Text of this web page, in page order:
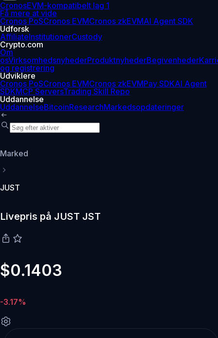
CronosEVM-kompatibelt lag 1
Få mere at vide
Cronos PoSCronos EVMCronos zkEVMAI Agent SDK
Udforsk
AffiliateInstitutionerCustody
Crypto.com
Om
osVirksomhedsnyhederProduktnyhederBegivenheder
og registrering
Udviklere
Cronos PoSCronos EVMCronos zkEVMPay SDKAI Agent
SDKMCP ServersTrading Skill Repo
Uddannelse
UddannelseBitcoinResearchMarkedsopdateringer
Marked
JUST
Livepris på JUST JST
$0.1403
-3.17%